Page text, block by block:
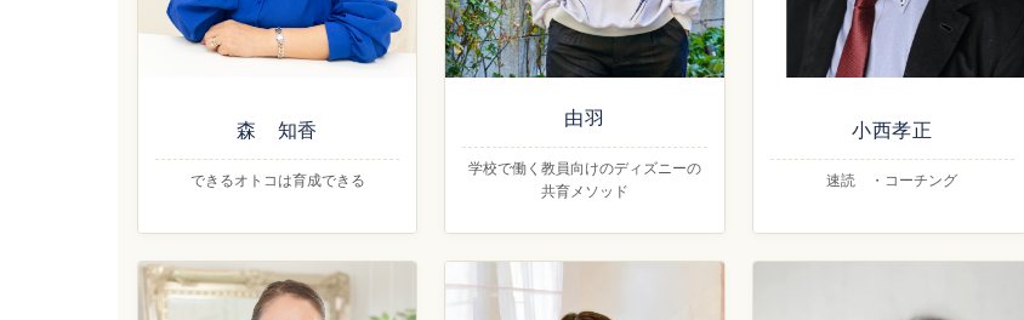
森 知香
できるオトコは育成できる
由羽
学校で働く教員向けのディズニーの
共育メソッド
小西孝正
速読 ・コーチング